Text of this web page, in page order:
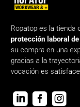
Ropatop es la tienda
protección laboral
su compra en una
gracias a la
vocación es
  